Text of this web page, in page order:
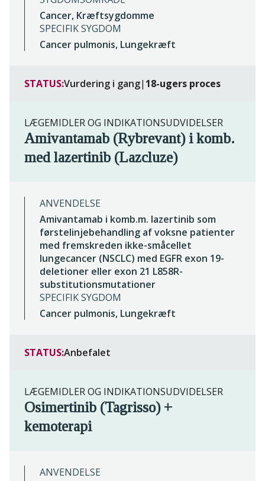
Cancer, Kræftsygdomme
SPECIFIK SYGDOM
Cancer pulmonis, Lungekræft
STATUS:Vurdering i gang| 18-ugers proces
LÆGEMIDLER OG INDIKATIONSUDVIDELSER
Amivantamab (Rybrevant) i komb.
med lazertinib (Lazcluze)
ANVENDELSE
Amivantamab i komb.m. lazertinib som
førstelinjebehandling af voksne patienter
med fremskreden ikke-småcellet
lungecancer (NSCLC) med EGFR exon 19-
deletioner eller exon 21 L858R-
substitutionsmutationer
SPECIFIK SYGDOM
Cancer pulmonis, Lungekræft
STATUS:Anbefalet
LÆGEMIDLER OG INDIKATIONSUDVIDELSER
Osimertinib (Tagrisso) +
kemoterapi
ANVENDELSE